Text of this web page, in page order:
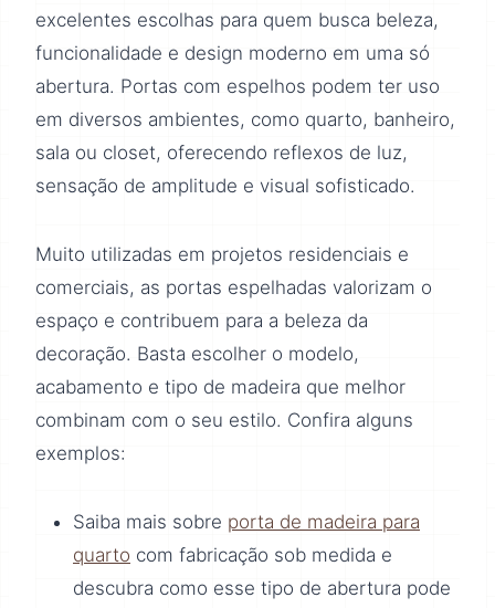
excelentes escolhas para quem busca beleza,
funcionalidade e design moderno em uma só
abertura. Portas com espelhos podem ter uso
em diversos ambientes, como quarto, banheiro,
sala ou closet, oferecendo reflexos de luz,
sensação de amplitude e visual sofisticado.
Muito utilizadas em projetos residenciais e
comerciais, as portas espelhadas valorizam o
espaço e contribuem para a beleza da
decoração. Basta escolher o modelo,
acabamento e tipo de madeira que melhor
combinam com o seu estilo. Confira alguns
exemplos:
Saiba mais sobre porta de madeira para
quarto com fabricação sob medida e
descubra como esse tipo de abertura pode